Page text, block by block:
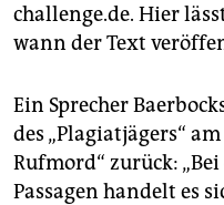
challenge.de. Hier
wann der Text
Ein Sprecher
des „Plagiatjägers“
Rufmord“ zurück:
Passagen handelt es